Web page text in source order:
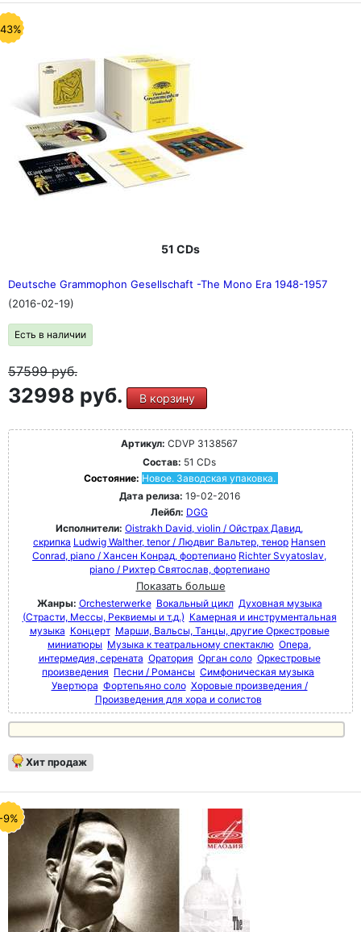
51 CDs
Deutsche Grammophon Gesellschaft -The Mono Era 1948-1957
(2016-02-19)
Есть в наличии
57599руб.
32998 руб. В корзину
Артикул: CDVP 3138567
Состав: 51 CDs
Состояние: Новое. Заводская упаковка.
Дата релиза: 19-02-2016
Лейбл: DGG
Исполнители: Oistrakh David, violin / Ойстрах Давид,
скрипка Ludwig Walther, tenor / Людвиг Вальтер, тенор Hansen
Conrad, piano / Хансен Конрад, фортепиано Richter Svyatoslav,
piano / Рихтер Святослав, фортепиано
Показать больше
Жанры: Orchesterwerke Вокальный цикл Духовная музыка
(Страсти, Мессы, Реквиемы и т.д.) Камерная и инструментальная
музыка Концерт Марши, Вальсы, Танцы, другие Оркестровые
миниатюры Музыка к театральному спектаклю Опера,
интермедия, серената Оратория Орган соло Оркестровые
произведения Песни / Романсы Симфоническая музыка
Увертюра Фортепьяно соло Хоровые произведения /
Произведения для хора и солистов
Хит продаж
9%